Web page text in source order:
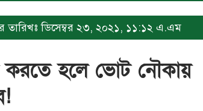
তারিখঃ ডিসেম্বর ২৩, ২০২১, ১১:১২ এ.এম
করতে হলে ভোট নৌকায়